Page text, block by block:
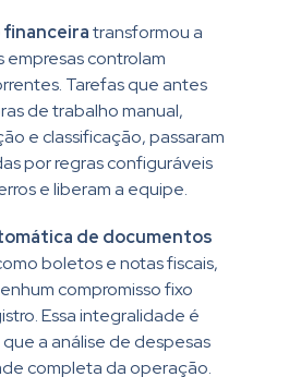
transformou a
empresas controlam
Tarefas que antes
de trabalho manual,
e classificação, passaram
por regras configuráveis
e liberam a equipe.
de documentos
boletos e notas fiscais,
compromisso fixo
Essa integralidade é
a análise de despesas
completa da operação.